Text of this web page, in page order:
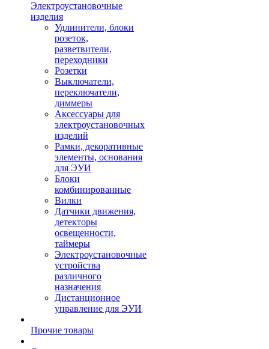
Электроустановочные
изделия
Удлинители, блоки
розеток,
разветвители,
переходники
Розетки
Выключатели,
переключатели,
диммеры
Аксессуары для
электроустановочных
изделий
Рамки, декоративные
элементы, основания
для ЭУИ
Блоки
комбинированные
Вилки
Датчики движения,
детекторы
освещенности,
таймеры
Электроустановочные
устройства
различного
назначения
Дистанционное
управление для ЭУИ
Прочие товары